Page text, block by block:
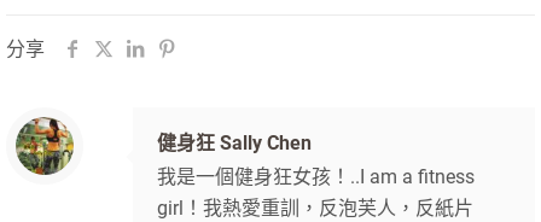
分享
健身狂 Sally Chen
我是一個健身狂女孩！..I am a fitness
girl！我熱愛重訓，反泡芙人，反紙片